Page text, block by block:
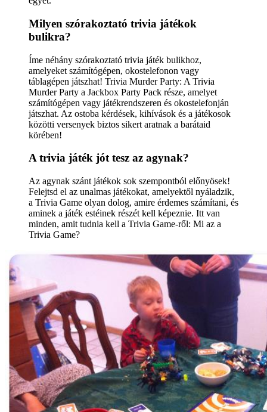
Milyen szórakoztató trivia játékok
bulikra?
Íme néhány szórakoztató trivia játék bulikhoz,
amelyeket számítógépen, okostelefonon vagy
táblagépen játszhat! Trivia Murder Party: A Trivia
Murder Party a Jackbox Party Pack része, amelyet
számítógépen vagy játékrendszeren és okostelefonján
játszhat. Az ostoba kérdések, kihívások és a játékosok
közötti versenyek biztos sikert aratnak a barátaid
körében!
A trivia játék jót tesz az agynak?
Az agynak szánt játékok sok szempontból előnyösek!
Felejtsd el az unalmas játékokat, amelyektől nyáladzik,
a Trivia Game olyan dolog, amire érdemes számítani, és
aminek a játék estéinek részét kell képeznie. Itt van
minden, amit tudnia kell a Trivia Game-ről: Mi az a
Trivia Game?